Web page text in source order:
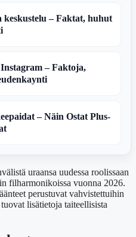
keskustelu – Faktat, huhut
– Faktoja,
– Näin Ostat Plus-
uraansa uudessa roolissaan
filharmonikoissa vuonna 2026.
perustuvat vahvistettuihin
lisätietoja taiteellisista